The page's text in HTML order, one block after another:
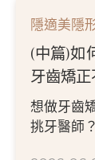
隱適美隱
(中篇)如
牙齒矯正
新竹牙
想做牙齒
挑牙醫師